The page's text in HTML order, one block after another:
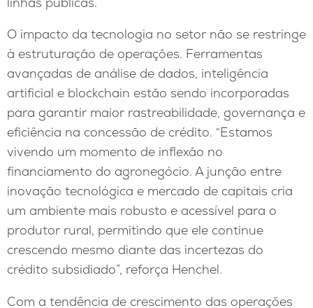
O impacto da tecnologia no setor não se restringe
à estruturação de operações. Ferramentas
avançadas de análise de dados, inteligência
artificial e blockchain estão sendo incorporadas
para garantir maior rastreabilidade, governança e
eficiência na concessão de crédito. “Estamos
vivendo um momento de inflexão no
financiamento do agronegócio. A junção entre
inovação tecnológica e mercado de capitais cria
um ambiente mais robusto e acessível para o
produtor rural, permitindo que ele continue
crescendo mesmo diante das incertezas do
crédito subsidiado”, reforça Henchel.
Com a tendência de crescimento das operações